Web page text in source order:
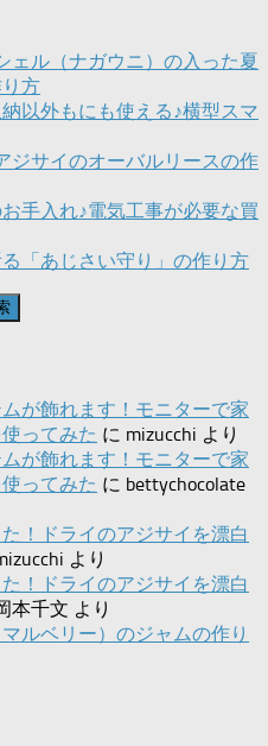
ェル（ナガウニ）の入った夏
方
以外もにも使える♪横型スマ
ジサイのオーバルリースの作
手入れ♪電気工事が必要な買
「あじさい守り」の作り方
が飾れます！モニターで家
ってみた に mizucchi より
が飾れます！モニターで家
ってみた に bettychocolate
！ドライのアジサイを漂白
より
！ドライのアジサイを漂白
本千文 より
ルベリー）のジャムの作り